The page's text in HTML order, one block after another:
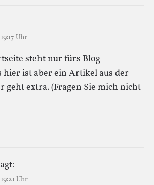
Uhr
steht nur fürs Blog
hier ist aber ein Artikel aus der
geht extra. (Fragen Sie mich nicht
Uhr